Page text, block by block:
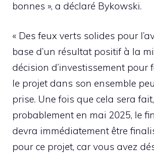
bonnes », a déclaré Bykowski.
« Des feux verts solides pour
base d’un résultat positif à la
décision d’investissement pour
le projet dans son ensemble
prise. Une fois que cela sera fait,
probablement en mai 2025, le
devra immédiatement être
pour ce projet, car vous avez